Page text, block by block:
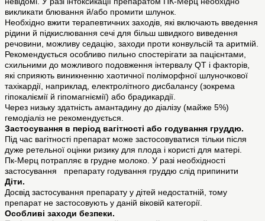
викликати блювання й/або промити шлунок.
Необхідно вжити терапевтичних заходів, які включають введення
рідини й підкислювання сечі для більш швидкого виведення
речовини, можливу седацію, заходи проти конвульсій та аритмій.
Рекомендується особливо пильно спостерігати за пацієнтами,
схильними до можливого подовження інтервалу QT і факторів,
які сприяють виникненню хаотичної поліморфної шлуночкової
тахікардії, наприклад, електролітного дисбалансу (зокрема
гіпокаліємії й гіпомагніємії) або брадикардії.
Через низьку здатність амантадину до діалізу (майже 5%)
гемодіаліз не рекомендується.
Застосування в період вагітності або годування груддю.
Під час вагітності препарат може застосовуватися тільки після
дуже ретельної оцінки ризику для плода і користі для матері.
Пк-Мерц потрапляє в грудне молоко. У разі необхідності
застосування препарату годування груддю слід припинити
Діти.
Досвід застосування препарату у дітей недостатній, тому
препарат не застосовують у даній віковій категорії.
Особливі заходи безпеки.